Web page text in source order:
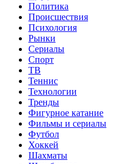
Политика
Происшествия
Психология
Рынки
Сериалы
Спорт
ТВ
Теннис
Технологии
Тренды
Фигурное катание
Фильмы и сериалы
Футбол
Хоккей
Шахматы